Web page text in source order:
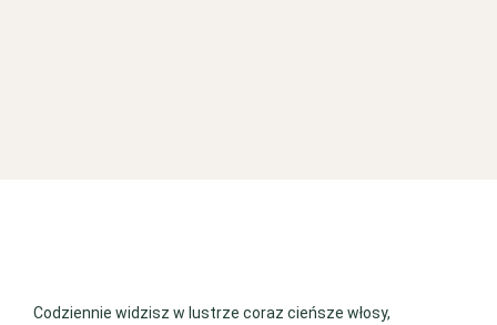
Codziennie widzisz w lustrze coraz cieńsze włosy,